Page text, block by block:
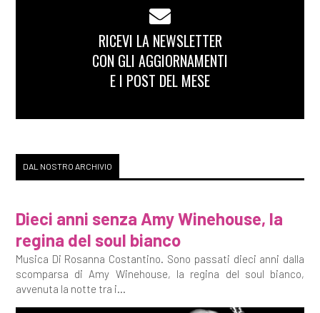
RICEVI LA NEWSLETTER
CON GLI AGGIORNAMENTI
E I POST DEL MESE
DAL NOSTRO ARCHIVIO
Dieci anni senza Amy Winehouse, la
regina del soul bianco
Musica Di Rosanna Costantino. Sono passati dieci anni dalla
scomparsa di Amy Winehouse, la regina del soul bianco,
avvenuta la notte tra i...